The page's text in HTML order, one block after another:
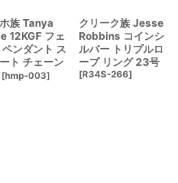
族 Tanya
12KGF フェ
ンダント ス
ト チェーン
[hmp-003]
クリーク族 Jesse
Robbins コインシ
ルバー トリプルロ
ープ リング 23号
[R34S-266]